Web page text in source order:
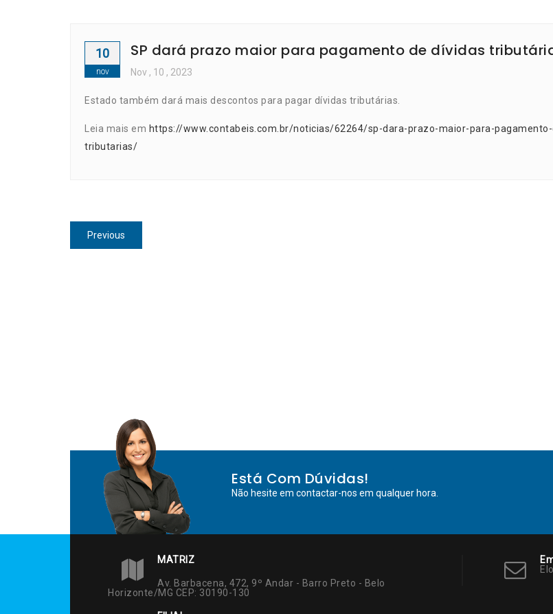
10
nov
SP dará prazo maior para pagamento de dívidas
Nov , 10 , 2023
Estado também dará mais descontos para pagar dívidas tributárias.
Leia mais em https://www.contabeis.com.br/noticias/62264/sp-dara-prazo-maior-para-
tributarias/
Navegação
de
Previous
post:
Está Com Dúvidas!
Não hesite em contactar-nos em qualquer hora.
MATRIZ
Av. Barbacena, 472, 9º Andar - Barro Preto - Belo
Horizonte/MG CEP: 30190-130